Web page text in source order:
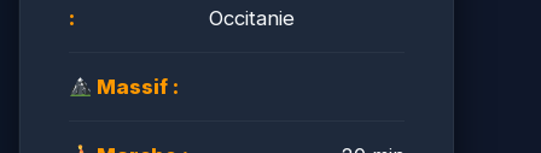
:
Occitanie
Massif :